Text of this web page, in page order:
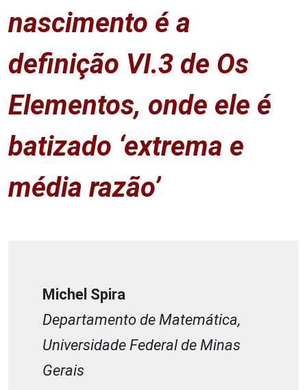
nascimento é a
definição VI.3 de Os
Elementos, onde ele é
batizado ‘extrema e
média razão’
Michel Spira
Departamento de Matemática,
Universidade Federal de Minas
Gerais